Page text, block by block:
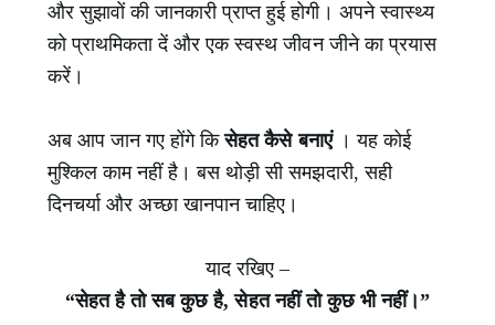
और सुझावों की जानकारी प्राप्त हुई होगी। अपने स्वास्थ्य
को प्राथमिकता दें और एक स्वस्थ जीवन जीने का प्रयास
करें।
अब आप जान गए होंगे किसेहत कैसे बनाएं । यह कोई
मुश्किल काम नहीं है। बस थोड़ी सी समझदारी, सही
दिनचर्या और अच्छा खानपान चाहिए।
याद रखिए –
“सेहत है तो सब कुछ है, सेहत नहीं तो कुछ भी नहीं।”